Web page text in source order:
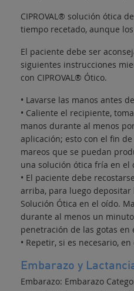
CIPROVAL® solución ótica
tiempo recetado, aunque
El paciente debe ser
siguientes instrucciones
con CIPROVAL® Ótico.
• Lavarse las manos antes
• Caliente el recipiente,
manos durante al menos
aplicación; esto con el fin
mareos que se puedan
una solución ótica fría en el
• El paciente debe
arriba, para luego depositar
Solución Ótica en el oído.
durante al menos un
penetración de las gotas en
• Repetir, si es necesario,
Embarazo y
Embarazo: Embarazo